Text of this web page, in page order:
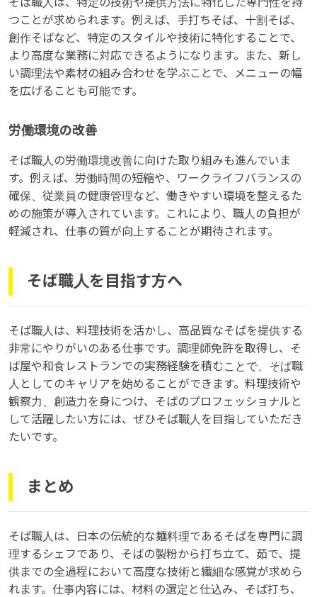
つことが求められます。例えば、手打ちそば、十割そば、
創作そばなど、特定のスタイルや技術に特化することで、
より高度な業務に対応できるようになります。また、新し
い調理法や素材の組み合わせを学ぶことで、メニューの幅
を広げることも可能です。
労働環境の改善
そば職人の労働環境改善に向けた取り組みも進んでいま
す。例えば、労働時間の短縮や、ワークライフバランスの
確保、従業員の健康管理など、働きやすい環境を整えるた
めの施策が導入されています。これにより、職人の負担が
軽減され、仕事の質が向上することが期待されます。
そば職人を目指す方へ
そば職人は、料理技術を活かし、高品質なそばを提供する
非常にやりがいのある仕事です。調理師免許を取得し、そ
ば屋や和食レストランでの実務経験を積むことで、そば職
人としてのキャリアを始めることができます。料理技術や
観察力、創造力を身につけ、そばのプロフェッショナルと
して活躍したい方には、ぜひそば職人を目指していただき
たいです。
まとめ
そば職人は、日本の伝統的な麺料理であるそばを専門に調
理するシェフであり、そばの製粉から打ち立て、茹で、提
供までの全過程において高度な技術と繊細な感覚が求めら
れます。仕事内容には、材料の選定と仕込み、そば打ち、